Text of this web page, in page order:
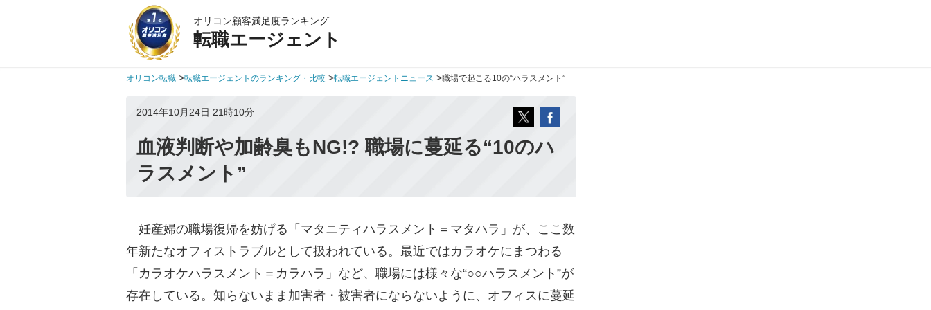
オリコン顧客満足度ランキング
転職エージェント
オリコン転職 >転職エージェントのランキング・比較 >転職エージェントニュース >職場で起こる10の“ハラスメント”
2014年10月24日 21時10分
血液判断や加齢臭もNG!? 職場に蔓延る“10のハ
ラスメント”
妊産婦の職場復帰を妨げる「マタニティハラスメント＝マタハラ」が、ここ数
年新たなオフィストラブルとして扱われている。最近ではカラオケにまつわる
「カラオケハラスメント＝カラハラ」など、職場には様々な“○○ハラスメント”が
存在している。知らないまま加害者・被害者にならないように、オフィスに蔓延